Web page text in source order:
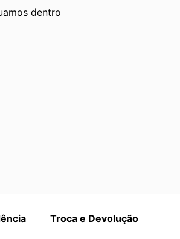
dentro
Troca e Devolução